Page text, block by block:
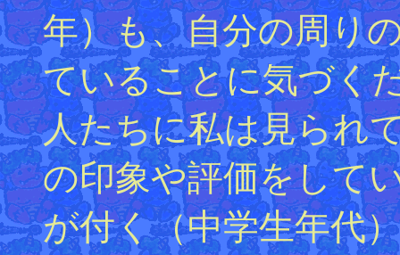
年）も、自分の周り
ていることに気づく
人たちに私は見られ
の印象や評価をして
が付く（中学生年代